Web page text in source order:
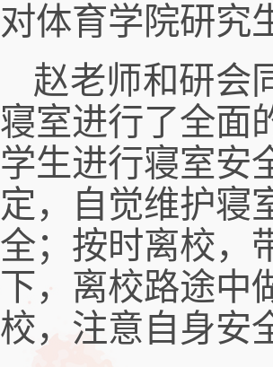
对体育学院研究
赵老师和研会
寝室进行了全面
学生进行寝室安
定，自觉维护寝
全； 按时离校，
下， 离校路途中
校， 注意自身安